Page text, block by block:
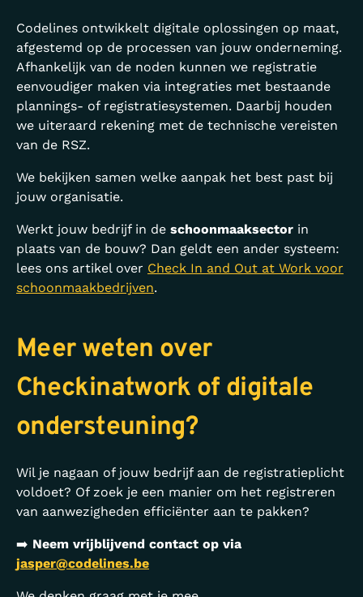
Codelines ontwikkelt digitale oplossingen op maat,
afgestemd op de processen van jouw onderneming.
Afhankelijk van de noden kunnen we registratie
eenvoudiger maken via integraties met bestaande
plannings- of registratiesystemen. Daarbij houden
we uiteraard rekening met de technische vereisten
van de RSZ.
We bekijken samen welke aanpak het best past bij
jouw organisatie.
Werkt jouw bedrijf in de schoonmaaksector in
plaats van de bouw? Dan geldt een ander systeem:
lees ons artikel over Check In and Out at Work voor
schoonmaakbedrijven.
Meer weten over
Checkinatwork of digitale
ondersteuning?
Wil je nagaan of jouw bedrijf aan de registratieplicht
voldoet? Of zoek je een manier om het registreren
van aanwezigheden efficiënter aan te pakken?
➡️ Neem vrijblijvend contact op via
jasper@codelines.be